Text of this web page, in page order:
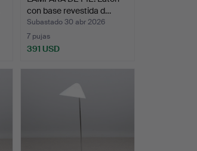
con base revestida d…
Subastado 30 abr 2026
7 pujas
391 USD